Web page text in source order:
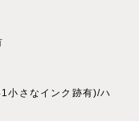
小さなインク跡有)/ハ